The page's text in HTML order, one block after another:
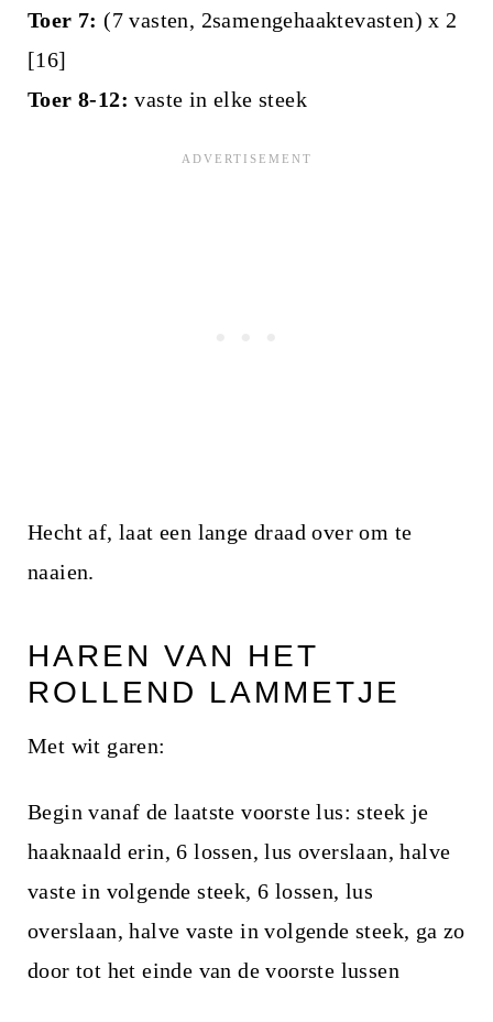
Toer 7:(7 vasten, 2samengehaaktevasten) x 2
[16]
Toer 8-12:vaste in elke steek
Hecht af, laat een lange draad over om te
naaien.
HAREN VAN HET
ROLLEND LAMMETJE
Met wit garen:
Begin vanaf de laatste voorste lus: steek je
haaknaald erin, 6 lossen, lus overslaan, halve
vaste in volgende steek, 6 lossen, lus
overslaan, halve vaste in volgende steek, ga zo
door tot het einde van de voorste lussen